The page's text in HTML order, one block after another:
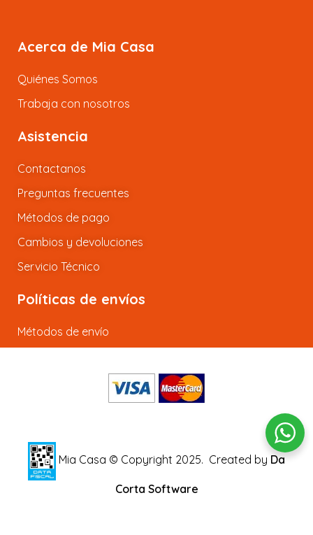
Acerca de Mia Casa
Quiénes Somos
Trabaja con nosotros
Asistencia
Contactanos
Preguntas frecuentes
Métodos de pago
Cambios y devoluciones
Servicio Técnico
Políticas de envíos
Métodos de envío
Mia Casa © Copyright 2025. Created by Da
Corta Software